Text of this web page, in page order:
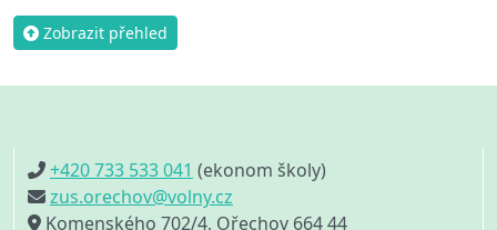
Zobrazit přehled
+420 733 533 041 (ekonom školy)
zus.orechov@volny.cz
Komenského 702/4, Ořechov 664 44